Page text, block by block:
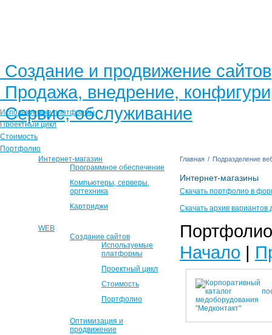
Создание и продвижение сайтов
Продажа, внедрение,
Сервис, обслуживание
Используемые платформы
Проектный цикл
Стоимость
Портфолио
Интернет-магазин
Программное обеспечение
Компьютеры, серверы,
оргтехника
Картриджи
WEB
Создание сайтов
Используемые
платформы
Проектный цикл
Стоимость
Портфолио
Оптимизация и
продвижение
Главная / Подразделение
Интернет-магазины
Скачать портфолио в
Скачать архив вариантов
Начало |